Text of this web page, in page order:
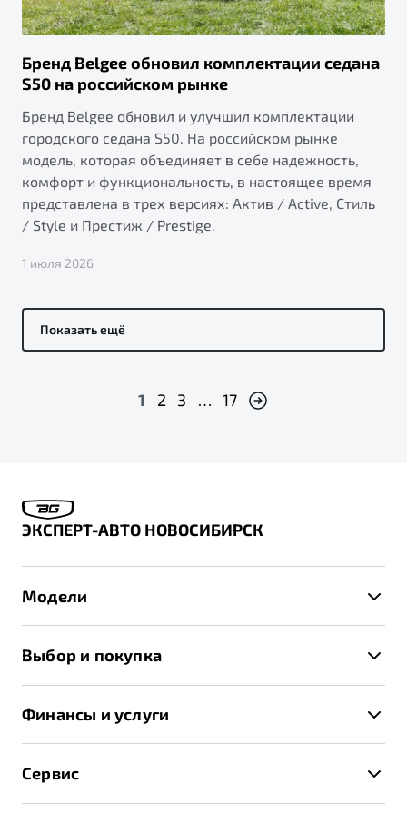
Бренд Belgee обновил комплектации седана
S50 на российском рынке
Бренд Belgee обновил и улучшил комплектации
городского седана S50. На российском рынке
модель, которая объединяет в себе надежность,
комфорт и функциональность, в настоящее время
представлена в трех версиях: Актив / Active, Стиль
/ Style и Престиж / Prestige.
1 июля 2026
Показать ещё
1 2 3 … 17
ЭКСПЕРТ-АВТО НОВОСИБИРСК
Модели
X70
Выбор и покупка
Спецпредложения и Акции
Записаться на тест-драйв
Получить предложение
Финансы и услуги
Трейд-ин
Сервис